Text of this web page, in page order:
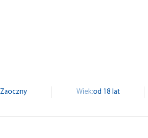
Zaoczny Wiek:od 18 lat